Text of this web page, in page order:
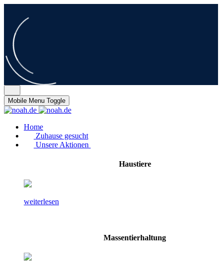
Mobile Menu Toggle
Home
Zuhause gesucht
Unsere Aktionen
Haustiere
weiterlesen
Massentierhaltung